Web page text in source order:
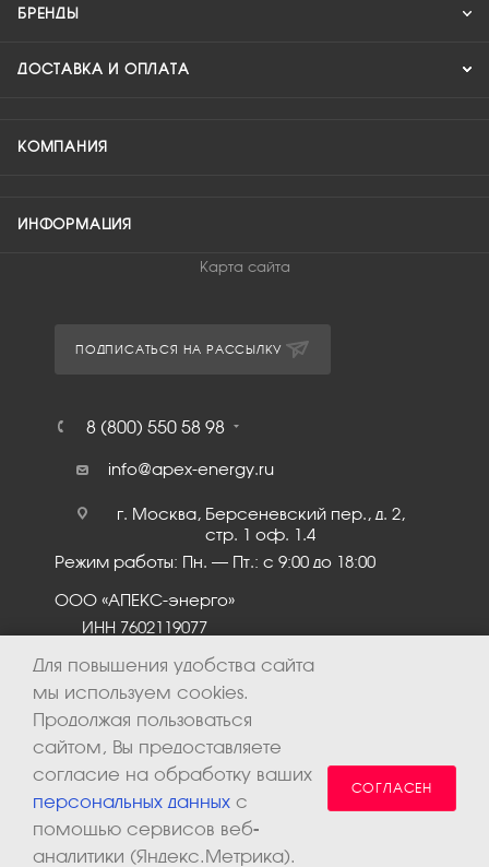
БРЕНДЫ
ДОСТАВКА И ОПЛАТА
КОМПАНИЯ
ИНФОРМАЦИЯ
Карта сайта
ПОДПИСАТЬСЯ НА РАССЫЛКУ
8 (800) 550 58 98
info@apex-energy.ru
г. Москва, Берсеневский пер., д. 2,
стр. 1 оф. 1.4
Режим работы: Пн. – Пт.: с 9:00 до 18:00
ООО «АПЕКС-энерго»
ИНН 7602119077
Для повышения удобства сайта
мы используем cookies.
Продолжая пользоваться
сайтом, Вы предоставляете
согласие на обработку ваших
персональных данных с
помощью сервисов веб-
аналитики (Яндекс.Метрика).
СОГЛАСЕН